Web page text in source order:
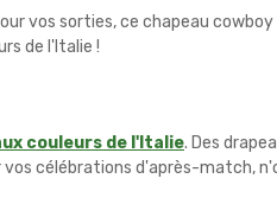
vos sorties, ce chapeau
de l'Italie !
couleurs de l'Italie. Des
célébrations d'après-match,